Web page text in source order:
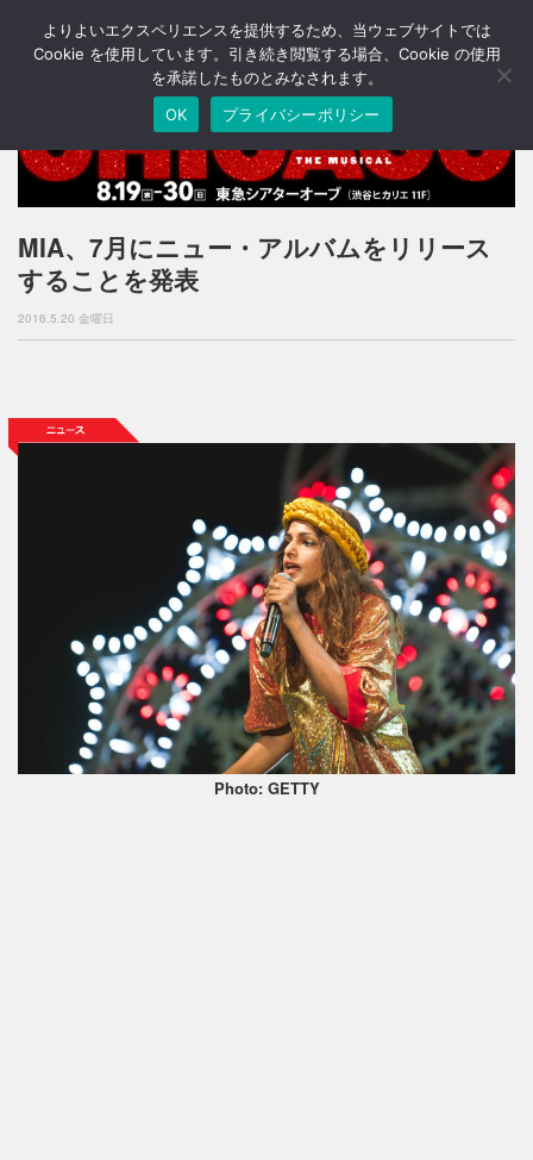
T
o
n
v
g
o
MIA、7月にニュー・アルバムをリリース
することを発表
2016.5.20 金曜日
Photo: GETTY
よりよいエクスペリエンスを提供するため、当ウェブサイトでは
Cookie を使用しています。引き続き閲覧する場合、Cookie の使用
を承諾したものとみなされます。
OK
プライバシーポリシー